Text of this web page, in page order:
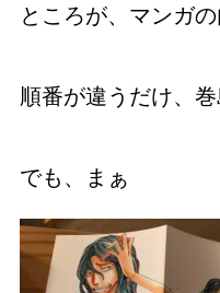
ところが、マンガ
順番が違うだけ、
でも、まぁ